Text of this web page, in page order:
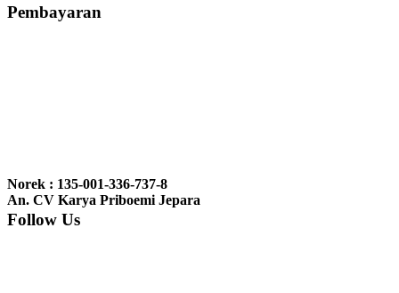
bale2 dan kursi teras saya sudah saya terima dan p...
nyesel deh beli geby...
Pembayaran
Norek : 135-001-336-737-8
An. CV Karya Priboemi Jepara
Follow Us